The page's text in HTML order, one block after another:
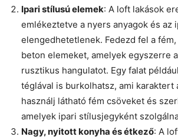
Ipari stílusú elemek: A loft lakások
emlékeztetve a nyers anyagok és az
elengedhetetlenek. Fedezd fel a
beton elemeket, amelyek egyszerre
rusztikus hangulatot. Egy falat
téglával is burkolhatsz, ami karaktert
használj látható fém csöveket és
amelyek ipari stílusjegyként
Nagy, nyitott konyha és étkező: A